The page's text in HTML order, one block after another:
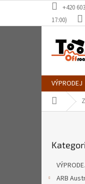
obsah
+420
17:00)
VÝPRODEJ
Domů
kategorie
ARB